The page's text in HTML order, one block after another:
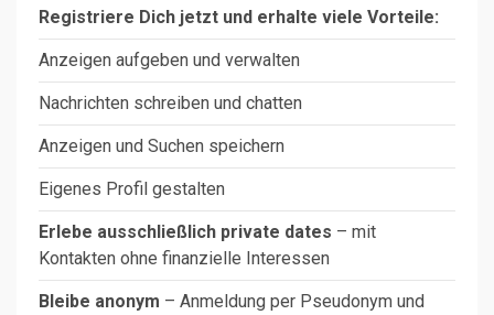
Registriere Dich jetzt und erhalte viele Vorteile:
Anzeigen aufgeben und verwalten
Nachrichten schreiben und chatten
Anzeigen und Suchen speichern
Eigenes Profil gestalten
Erlebe ausschließlich private dates – mit
Kontakten ohne finanzielle Interessen
Bleibe anonym – Anmeldung per Pseudonym und